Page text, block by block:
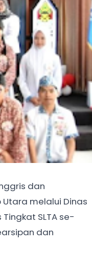
dan
melalui Dinas
SLTA se-
dan